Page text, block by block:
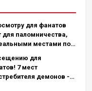
для фанатов
для паломничества,
местами по
для
7 мест
демонов -